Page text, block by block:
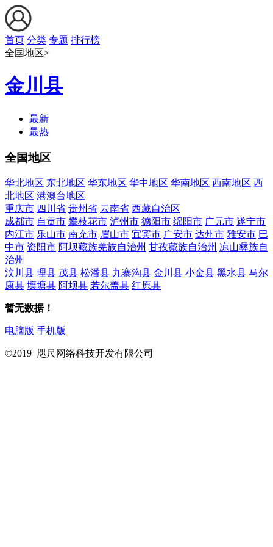
首页 分类 专题 排行榜
全国地区>
金川县
最新
最热
全国地区
华北地区 东北地区 华东地区 华中地区 华南地区 西南地区 西
北地区 港澳台地区
重庆市 四川省 贵州省 云南省 西藏自治区
成都市 自贡市 攀枝花市 泸州市 德阳市 绵阳市 广元市 遂宁市
内江市 乐山市 南充市 眉山市 宜宾市 广安市 达州市 雅安市 巴
中市 资阳市 阿坝藏族羌族自治州 甘孜藏族自治州 凉山彝族自
治州
汶川县 理县 茂县 松潘县 九寨沟县 金川县 小金县 黑水县 马尔
康县 壤塘县 阿坝县 若尔盖县 红原县
暂无数据！
电脑版 手机版
©2019 咫尺网络科技开发有限公司